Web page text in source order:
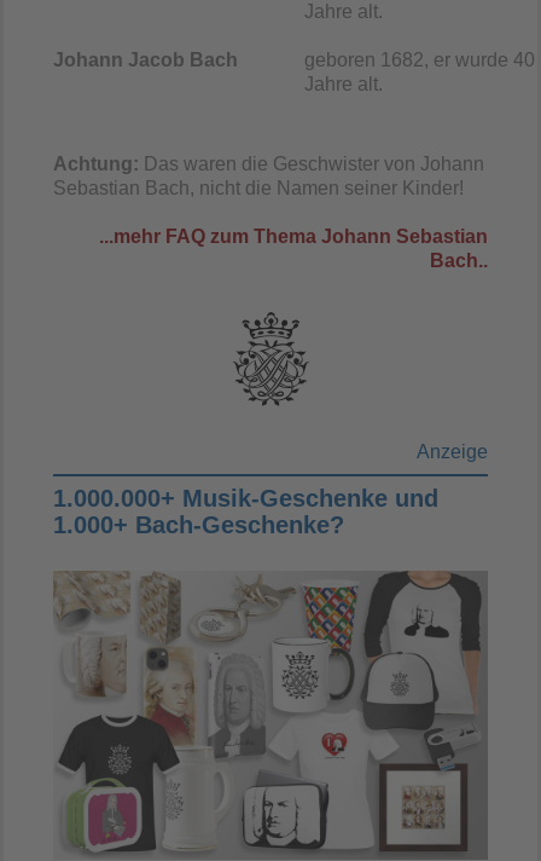
Jahre alt.
Johann Jacob Bach
geboren 1682, er wurde 40
Jahre alt.
Achtung: Das waren die Geschwister von Johann
Sebastian Bach, nicht die Namen seiner Kinder!
...mehr FAQ zum Thema Johann Sebastian
Bach..
Anzeige
1.000.000+ Musik-Geschenke und
1.000+ Bach-Geschenke?